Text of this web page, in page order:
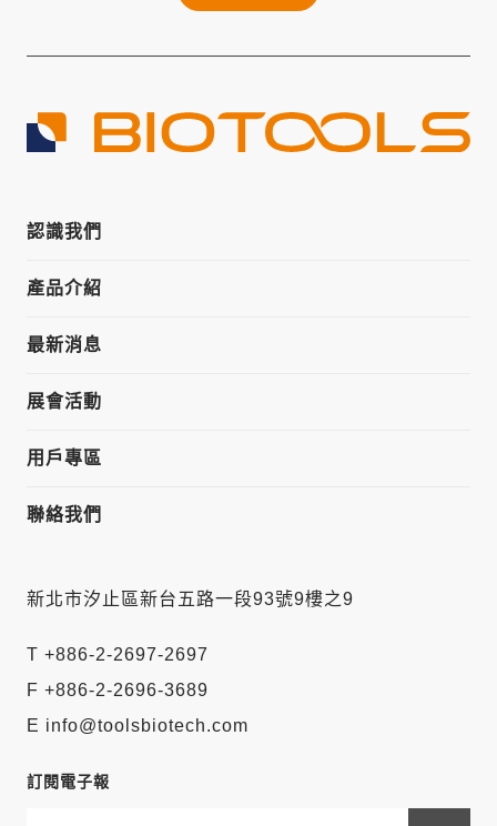
新北市汐止區新台五路一段93號9樓之9
T +886-2-2697-2697
F +886-2-2696-3689
E info@toolsbiotech.com
認識我們
產品介紹
最新消息
展會活動
用戶專區
聯絡我們
訂閱電子報